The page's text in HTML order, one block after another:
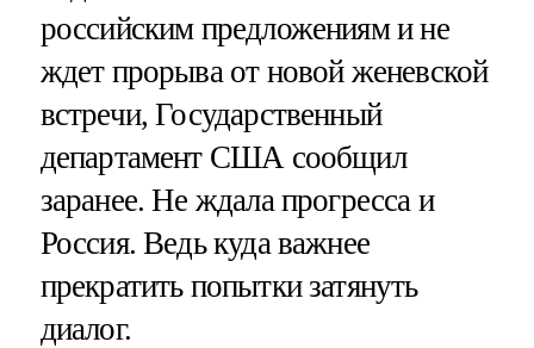
российским предложениям и не
ждет прорыва от новой женевской
встречи, Государственный
департамент США сообщил
заранее. Не ждала прогресса и
Россия. Ведь куда важнее
прекратить попытки затянуть
диалог.